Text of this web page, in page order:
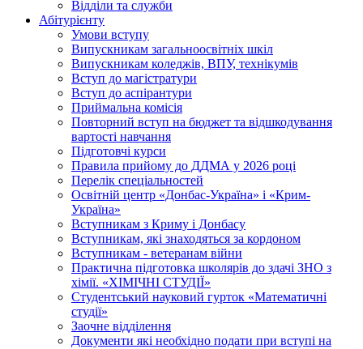
Відділи та служби
Абітурієнту
Умови вступу
Випускникам загальноосвітніх шкіл
Випускникам коледжів, ВПУ, технікумів
Вступ до магістратури
Вступ до аспірантури
Приймальна комісія
Повторний вступ на бюджет та відшкодування
вартості навчання
Підготовчі курси
Правила прийому до ДДМА у 2026 році
Перелік спеціальностей
Освітній центр «Донбас-Україна» і «Крим-
Україна»
Вступникам з Криму і Донбасу
Вступникам, які знаходяться за кордоном
Вступникам - ветеранам війни
Практична підготовка школярів до здачі ЗНО з
хімії. «ХІМІЧНІ СТУДІЇ»
Студентський науковий гурток «Математичні
студії»
Заочне відділення
Документи які необхідно подати при вступі на